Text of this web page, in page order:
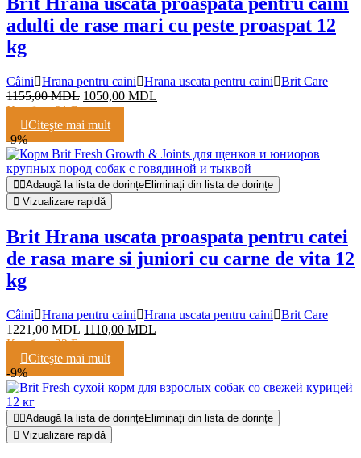
adulti de rase mari cu peste proaspat 12
kg
Câini Hrana pentru caini Hrana uscata pentru caini
Brit Care
1155,00MDL 1050,00 MDL
Кешбэк:21 Балл
Citeşte mai mult
-9%
Adaugă la lista de dorințeEliminați din lista de dorințe
Vizualizare rapidă
Brit Hrana uscata proaspata pentru catei
de rasa mare si juniori cu carne de vita 12
kg
Câini Hrana pentru caini Hrana uscata pentru caini
Brit Care
1221,00MDL 1110,00 MDL
Кешбэк:22 Балла
Citeşte mai mult
-9%
Adaugă la lista de dorințeEliminați din lista de dorințe
Vizualizare rapidă